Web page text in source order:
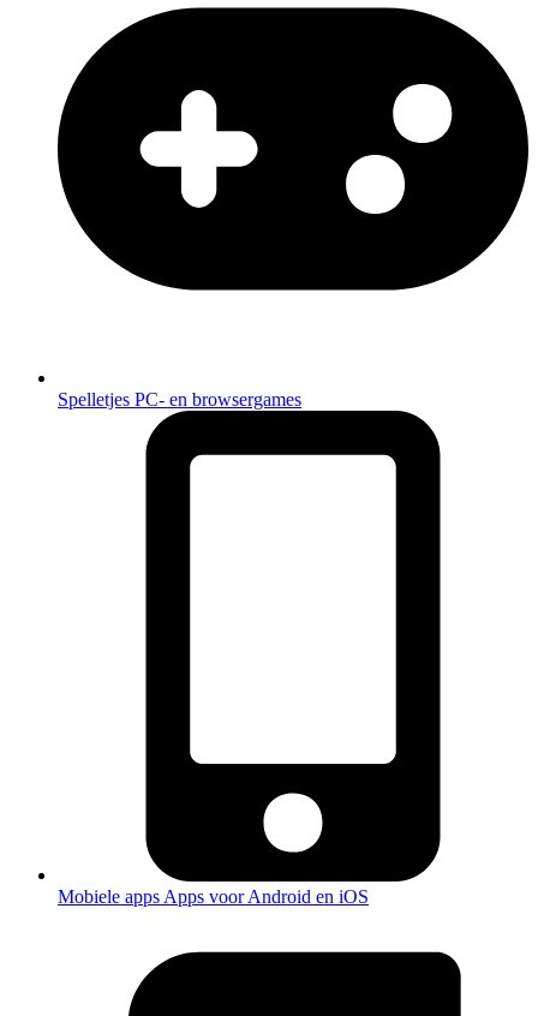
Spelletjes PC- en browsergames
Mobiele apps Apps voor Android en iOS